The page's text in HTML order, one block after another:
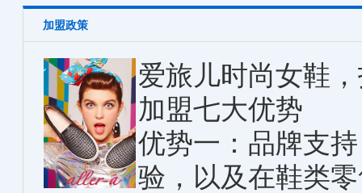
加盟政策
爱旅儿时尚女鞋
加盟七大优势
优势一：品牌支
验，以及在鞋类